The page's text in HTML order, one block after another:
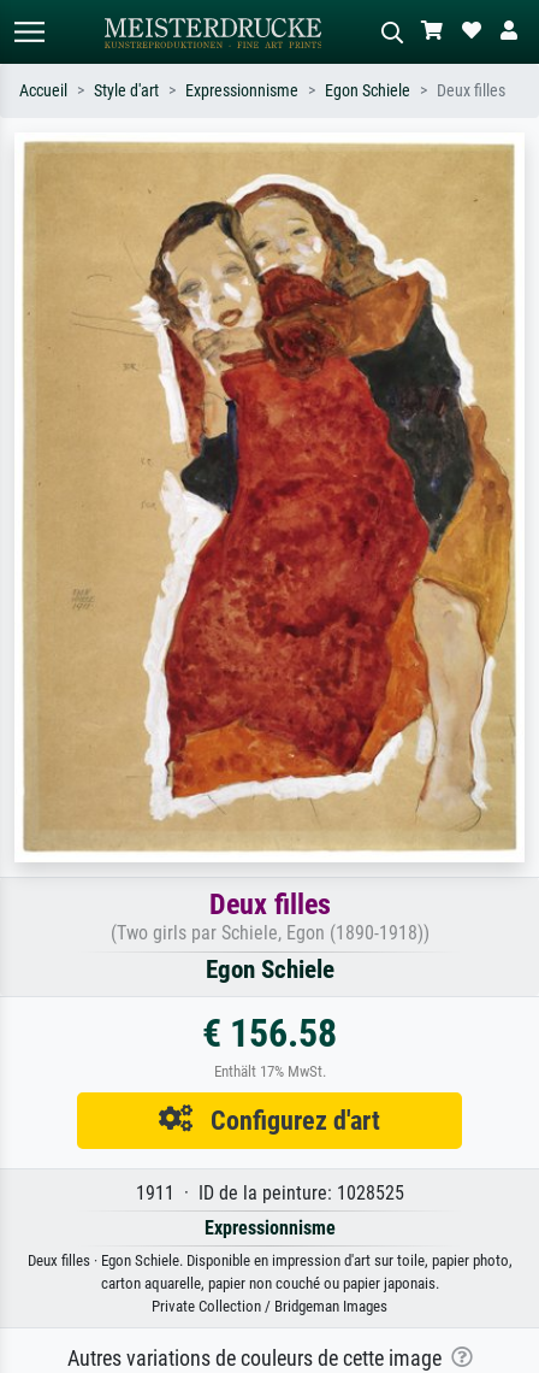
Recherche standard Recherche d'images IA
Recherchez par artiste, titre ou style –
ex. Monet, Nuit étoilée,
impressionnisme, vague de Hokusai,
Décrivez la scène – ex. prairie verte,
abstrait avec beaucoup de rouge,
tableau sombre, nu debout près d'un
arbre.
Accueil Style d'art Expressionnisme Egon Schiele Deux filles
Deux filles
(Two girls par Schiele, Egon (1890-1918))
Egon Schiele
€ 156.58
Enthält 17% MwSt.
Configurez d'art
1911 · ID de la peinture: 1028525
Expressionnisme
Deux filles · Egon Schiele. Disponible en impression d'art sur toile, papier photo,
carton aquarelle, papier non couché ou papier japonais.
Private Collection / Bridgeman Images
Autres variations de couleurs de cette image